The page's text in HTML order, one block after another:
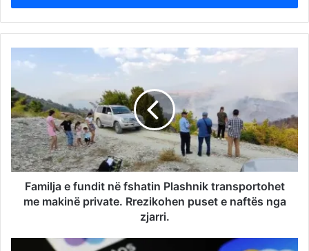
Familja e fundit në fshatin Plashnik transportohet
me makinë private. Rrezikohen puset e naftës nga
zjarri.